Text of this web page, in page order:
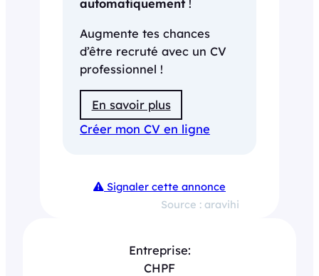
automatiquement!
Augmente tes chances
d’être recruté avec un CV
professionnel !
En savoir plus
Créer mon CV en ligne
Signaler cette annonce
Source : aravihi
Entreprise:
CHPF